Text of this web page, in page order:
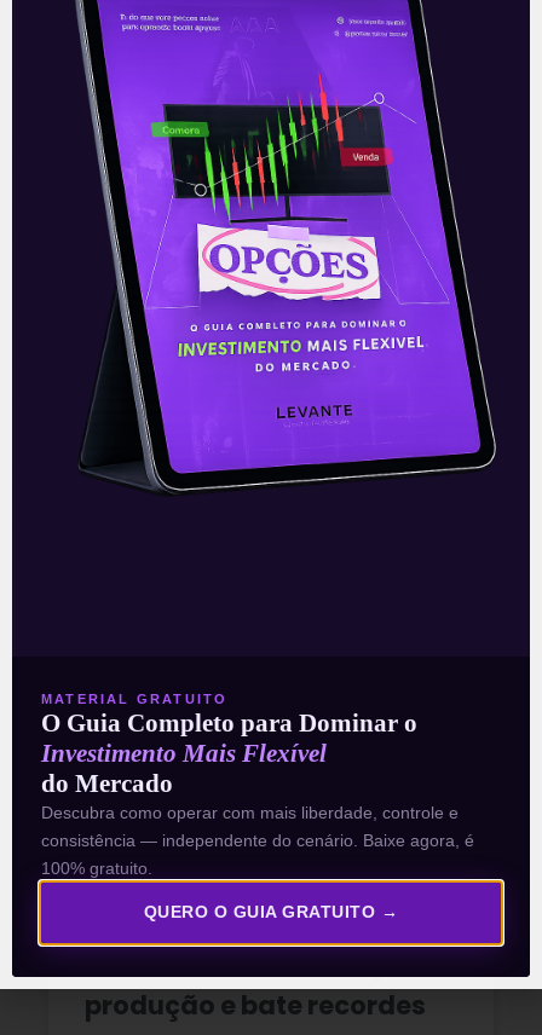
você
Ouvindo o que o Copom não
disse
A reunião do Comitê de Política Monetária
(Copom) encerrada na quarta-feira (5)
confirmou as expectativas quase
unânimes dos investidores e reduziu a taxa
Selic em
READ MORE »
06/08/2026 Nenhum comentário
2T26
READ MORE »
03/08/2026 Nenhum comentário
Petrobras (PETR4) amplia
produção e bate recordes
MATERIAL GRATUITO
O Guia Completo para Dominar o
Investimento Mais Flexível
do Mercado
Descubra como operar com mais liberdade, controle e
consistência — independente do cenário. Baixe agora, é
100% gratuito.
QUERO O GUIA GRATUITO →